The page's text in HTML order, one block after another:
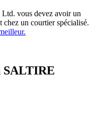
Ltd. vous devez avoir un
chez un courtier spécialisé.
SALTIRE